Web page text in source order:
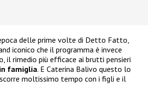
delle prime volte di Detto Fatto,
iconico che il programma è invece
il rimedio più efficace ai brutti pensieri
in famiglia. E Caterina Balivo questo lo
moltissimo tempo con i figli e il